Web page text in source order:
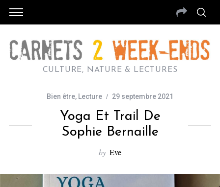
CULTURE, NATURE & LECTURES
Bien être, Lecture 29 septembre 2021
Yoga Et Trail De
Sophie Bernaille
by Eve